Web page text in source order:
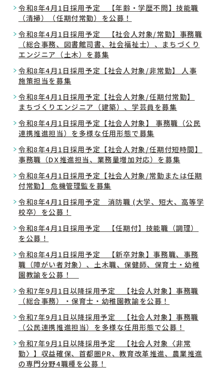
令和8年4月1日採用予定 【年齢・学歴不問】技能職
（清掃）（任期付常勤）を公募！
令和8年4月1日採用予定 【社会人対象/常勤】事務職
（総合事務、図書館司書、社会福祉士）、まちづくり
エンジニア（土木）を募集
令和8年4月1日採用予定【社会人対象/非常勤】 人事
施策担当を募集
令和8年4月1日採用予定【社会人対象/任期付常勤】
まちづくりエンジニア（建築）、学芸員を募集
令和8年4月1日採用予定【社会人対象】 事務職（公民
連携推進担当）を多様な任用形態で募集
令和8年4月1日採用予定【社会人対象/任期付短時間】
事務職（DX推進担当、業務量増加対応）を募集
令和8年4月1日採用予定【社会人対象/常勤または任期
付常勤】 危機管理監を募集
令和8年4月1日採用予定 消防職 (大学、短大、高等学
校卒）を公募！
令和8年4月1日採用予定 【任期付】技能職（調理）
を公募！
令和8年4月1日採用予定 【新卒対象】事務職、事務
職（障がい者対象）、土木職、保健師、保育士・幼稚
園教諭を公募！
令和7年9月1日以降採用予定 【社会人対象】事務職
（総合事務）・保育士・幼稚園教諭を公募！
令和7年9月1日以降採用予定 【社会人対象】事務職
（公民連携推進担当）を多様な任用形態で公募！
令和7年9月1日以降採用予定 【社会人対象〈非常
勤〉】収益確保、首都圏PR、教育改革推進、農業推進
の専門分野4職種を公募！